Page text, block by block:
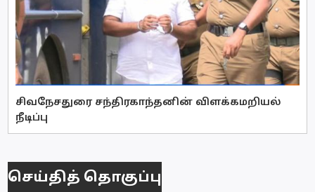
சிவநேசதுரை சந்திரகாந்தனின் விளக்கமறியல்
நீடிப்பு
செய்தித் தொகுப்பு